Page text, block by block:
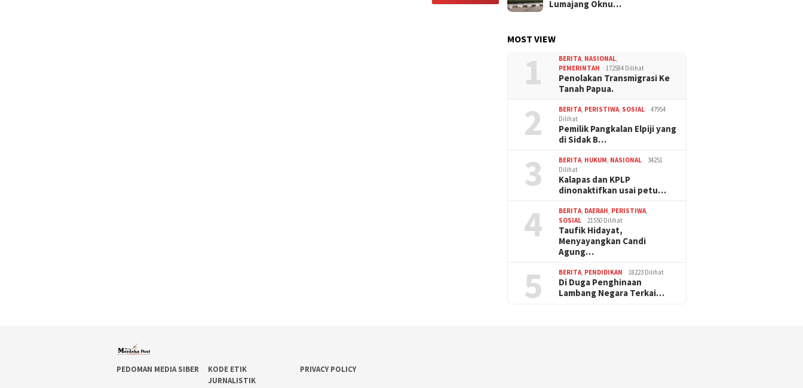
Lumajang Oknu…
MOST VIEW
1 BERITA, NASIONAL,
PEMERINTAH
172584 Dilihat
Penolakan Transmigrasi Ke
Tanah Papua.
2 BERITA, PERISTIWA, SOSIAL
47954
Dilihat
Pemilik Pangkalan Elpiji yang
di Sidak B…
3 BERITA, HUKUM, NASIONAL
34251
Dilihat
Kalapas dan KPLP
dinonaktifkan usai petu…
4 BERITA, DAERAH, PERISTIWA,
SOSIAL
21550 Dilihat
Taufik Hidayat,
Menyayangkan Candi
Agung…
5 BERITA, PENDIDIKAN 18223 Dilihat
Di Duga Penghinaan
Lambang Negara Terkai…
PEDOMAN MEDIA SIBER
KODE ETIK
JURNALISTIK
PRIVACY POLICY